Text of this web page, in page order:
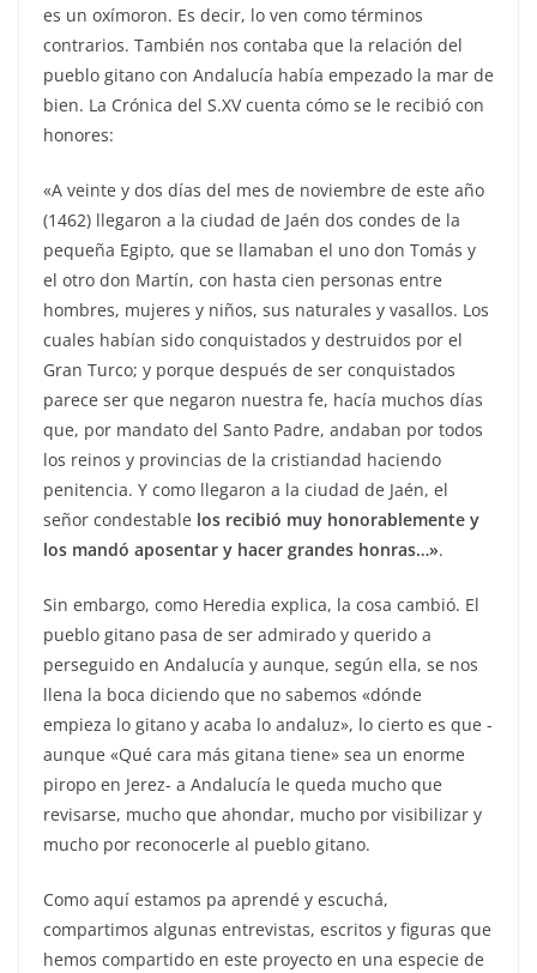
es un oxímoron. Es decir, lo ven como términos
contrarios. También nos contaba que la relación del
pueblo gitano con Andalucía había empezado la mar de
bien. La Crónica del S.XV cuenta cómo se le recibió con
honores:
«A veinte y dos días del mes de noviembre de este año
(1462) llegaron a la ciudad de Jaén dos condes de la
pequeña Egipto, que se llamaban el uno don Tomás y
el otro don Martín, con hasta cien personas entre
hombres, mujeres y niños, sus naturales y vasallos. Los
cuales habían sido conquistados y destruidos por el
Gran Turco; y porque después de ser conquistados
parece ser que negaron nuestra fe, hacía muchos días
que, por mandato del Santo Padre, andaban por todos
los reinos y provincias de la cristiandad haciendo
penitencia. Y como llegaron a la ciudad de Jaén, el
señor condestable los recibió muy honorablemente y
los mandó aposentar y hacer grandes honras…».
Sin embargo, como Heredia explica, la cosa cambió. El
pueblo gitano pasa de ser admirado y querido a
perseguido en Andalucía y aunque, según ella, se nos
llena la boca diciendo que no sabemos «dónde
empieza lo gitano y acaba lo andaluz», lo cierto es que -
aunque «Qué cara más gitana tiene» sea un enorme
piropo en Jerez- a Andalucía le queda mucho que
revisarse, mucho que ahondar, mucho por visibilizar y
mucho por reconocerle al pueblo gitano.
Como aquí estamos pa aprendé y escuchá,
compartimos algunas entrevistas, escritos y figuras que
hemos compartido en este proyecto en una especie de